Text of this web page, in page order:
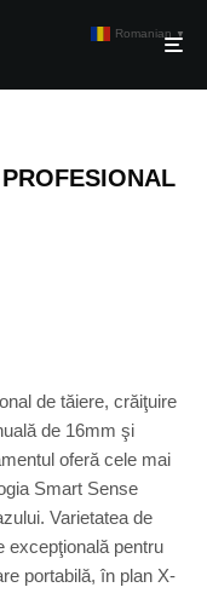
de tăiere, crăiţuire
de 16mm şi
oferă cele mai
Smart Sense
Varietatea de
excepţională pentru
portabilă, în plan X-
Romanian ▼